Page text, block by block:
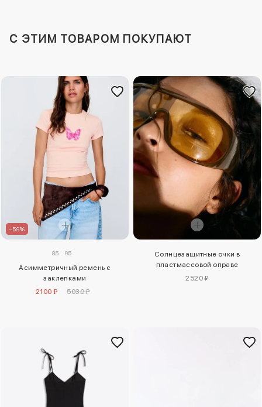
C ЭТИМ ТОВАРОМ ПОКУПАЮТ
–59%
85 95
Асимметричный ремень с
заклепками
2100 ₽
5030 ₽
Солнцезащитные очки в
пластмассовой оправе
2520 ₽